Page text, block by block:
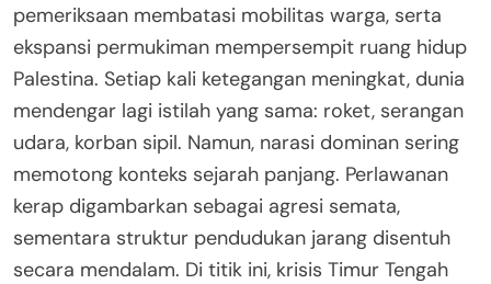
pemeriksaan membatasi mobilitas warga, serta
ekspansi permukiman mempersempit ruang hidup
Palestina. Setiap kali ketegangan meningkat, dunia
mendengar lagi istilah yang sama: roket, serangan
udara, korban sipil. Namun, narasi dominan sering
memotong konteks sejarah panjang. Perlawanan
kerap digambarkan sebagai agresi semata,
sementara struktur pendudukan jarang disentuh
secara mendalam. Di titik ini, krisis Timur Tengah